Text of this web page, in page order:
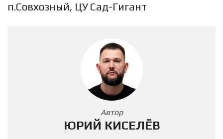
п.Совхозный, ЦУ Сад-Гигант
Автор
ЮРИЙ КИСЕЛЁВ